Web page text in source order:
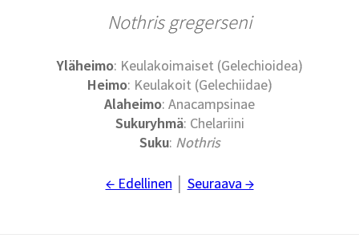
Nothris gregerseni
Yläheimo: Keulakoimaiset (Gelechioidea)
Heimo: Keulakoit (Gelechiidae)
Alaheimo: Anacampsinae
Sukuryhmä: Chelariini
Suku: Nothris
← Edellinen Seuraava →